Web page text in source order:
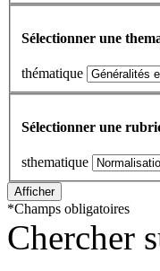
Sélectionner une
thématique
Sélectionner une
sthematique
*Champs obligatoires
Chercher